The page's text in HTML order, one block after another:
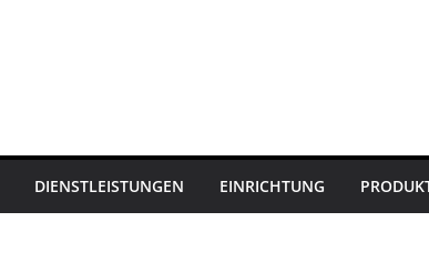
DIENSTLEISTUNGEN EINRICHTUNG